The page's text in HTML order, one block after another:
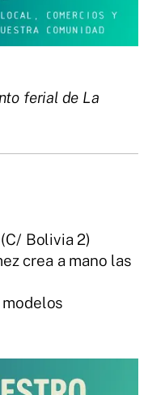
ferial de La
Bolivia 2)
crea a mano las
modelos